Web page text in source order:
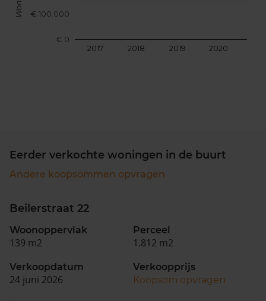
2017 2018 2019 2020
€ 0
€ 100.000
Eerder verkochte woningen in de buurt
Andere koopsommen opvragen
Beilerstraat 22
Woonoppervlak
139 m2
Perceel
1.812 m2
Verkoopdatum
24 juni 2026
Verkoopprijs
Koopsom opvragen